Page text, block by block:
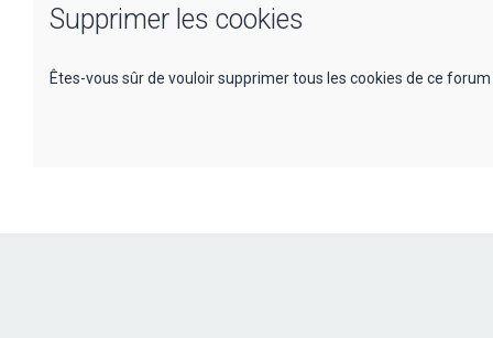
Supprimer les cookies
Êtes-vous sûr de vouloir supprimer tous les cookies de ce forum